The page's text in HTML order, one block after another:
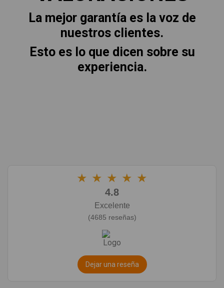
La mejor garantía es la voz de
nuestros clientes.
Esto es lo que dicen sobre su
experiencia.
★ ★ ★ ★ ★
4.8
Excelente
(4685 reseñas)
Dejar una reseña